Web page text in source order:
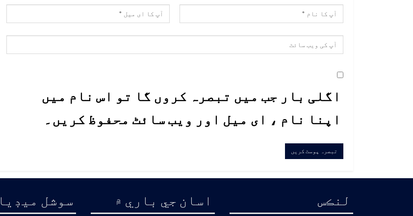
اگلی بار جب میں تبصرہ کروں گا تو اس نام میں
اپنا نام ، ای میل اور ویب سائٹ محفوظ کریں۔
لنڪس اسان جي باري ۾ سوشل ميڊيا